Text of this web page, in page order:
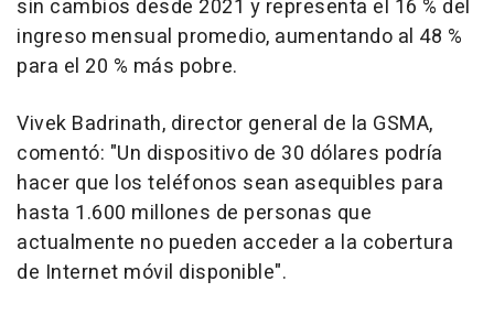
sin cambios desde 2021 y representa el 16 % del
ingreso mensual promedio, aumentando al 48 %
para el 20 % más pobre.
Vivek Badrinath, director general de la GSMA,
comentó: "Un dispositivo de 30 dólares podría
hacer que los teléfonos sean asequibles para
hasta 1.600 millones de personas que
actualmente no pueden acceder a la cobertura
de Internet móvil disponible".